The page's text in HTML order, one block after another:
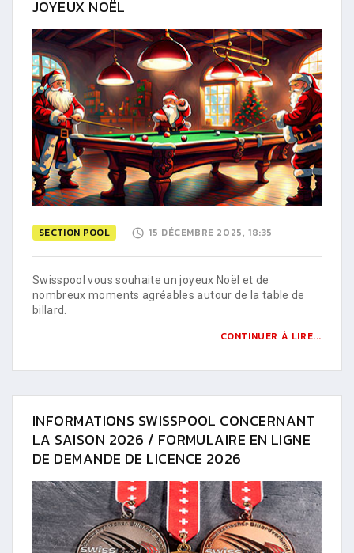
JOYEUX NOËL
SECTION POOL 15 DÉCEMBRE 2025, 18:35
Swisspool vous souhaite un joyeux Noël et de
nombreux moments agréables autour de la table de
billard.
CONTINUER À LIRE...
INFORMATIONS SWISSPOOL CONCERNANT
LA SAISON 2026 / FORMULAIRE EN LIGNE
DE DEMANDE DE LICENCE 2026